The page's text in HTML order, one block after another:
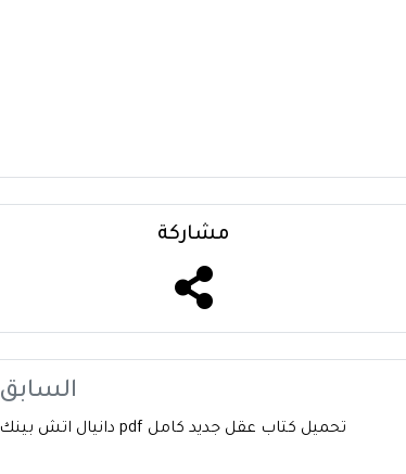
مشاركة
السابق
تحميل كتاب عقل جديد كامل pdf دانيال اتش بينك